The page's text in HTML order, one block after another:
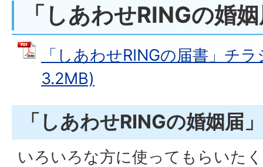
「しあわせRINGの婚
「しあわせRINGの届書」チ
3.2MB)
「しあわせRINGの婚姻届
いろいろな方に使ってもらいた